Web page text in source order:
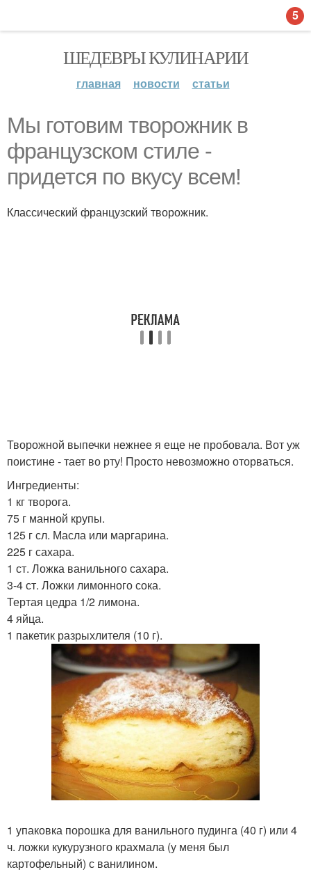
ШЕДЕВРЫ КУЛИНАРИИ
главная новости статьи
Мы готовим творожник в
французском стиле -
придется по вкусу всем!
Классический французский творожник.
Творожной выпечки нежнее я еще не пробовала. Вот уж
поистине - тает во рту! Просто невозможно оторваться.
Ингредиенты:
1 кг творога.
75 г манной крупы.
125 г сл. Масла или маргарина.
225 г сахара.
1 ст. Ложка ванильного сахара.
3-4 ст. Ложки лимонного сока.
Тертая цедра 1/2 лимона.
4 яйца.
1 пакетик разрыхлителя (10 г).
1 упаковка порошка для ванильного пудинга (40 г) или 4
ч. ложки кукурузного крахмала (у меня был
картофельный) с ванилином.
5